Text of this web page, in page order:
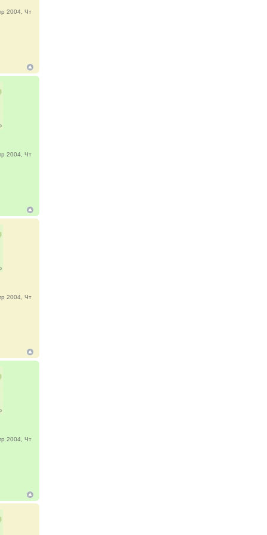
2004, Чт
2004, Чт
2004, Чт
2004, Чт